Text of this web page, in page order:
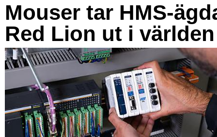
Mouser tar HMS-
Red Lion ut i världen